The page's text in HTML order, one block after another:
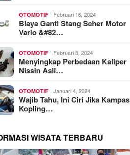
OTOMOTIF Februari 16, 2024
Biaya Ganti Stang Seher Motor
Vario &#82…
OTOMOTIF Februari 5, 2024
Menyingkap Perbedaan Kaliper
Nissin Asli…
OTOMOTIF Januari 4, 2024
Wajib Tahu, Ini Ciri Jika Kampas
Kopling…
WISATA TERBARU